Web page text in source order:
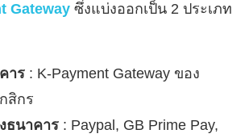
Gateway ซึ่งแบ่งออกเป็น 2 ประเภท
าร : K-Payment Gateway ของ
สิกร
ธนาคาร : Paypal, GB Prime Pay,